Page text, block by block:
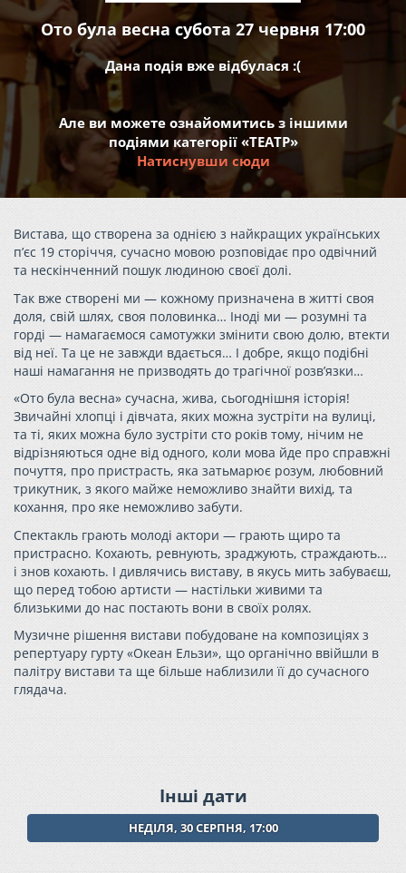
Ото була весна субота 27 червня 17:00
Дана подія вже відбулася :(
Але ви можете ознайомитись з іншими
подіями категорії «ТЕАТР»
Натиснувши сюди
Вистава, що створена за однією з найкращих українських
п’єс 19 сторіччя, сучасно мовою розповідає про одвічний
та нескінченний пошук людиною своєї долі.
Так вже створені ми — кожному призначена в житті своя
доля, свій шлях, своя половинка… Іноді ми — розумні та
горді — намагаємося самотужки змінити свою долю, втекти
від неї. Та це не завжди вдається… І добре, якщо подібні
наші намагання не призводять до трагічної розв’язки…
«Ото була весна» сучасна, жива, сьогоднішня історія!
Звичайні хлопці і дівчата, яких можна зустріти на вулиці,
та ті, яких можна було зустріти сто років тому, нічим не
відрізняються одне від одного, коли мова йде про справжні
почуття, про пристрасть, яка затьмарює розум, любовний
трикутник, з якого майже неможливо знайти вихід, та
кохання, про яке неможливо забути.
Спектакль грають молоді актори — грають щиро та
пристрасно. Кохають, ревнують, зраджують, страждають…
і знов кохають. І дивлячись виставу, в якусь мить забуваєш,
що перед тобою артисти — настільки живими та
близькими до нас постають вони в своїх ролях.
Музичне рішення вистави побудоване на композиціях з
репертуару гурту «Океан Ельзи», що органічно ввійшли в
палітру вистави та ще більше наблизили її до сучасного
глядача.
Інші дати
НЕДІЛЯ, 30 СЕРПНЯ, 17:00